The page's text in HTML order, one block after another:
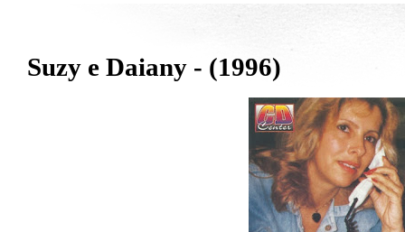
Suzy e Daiany - (1996)